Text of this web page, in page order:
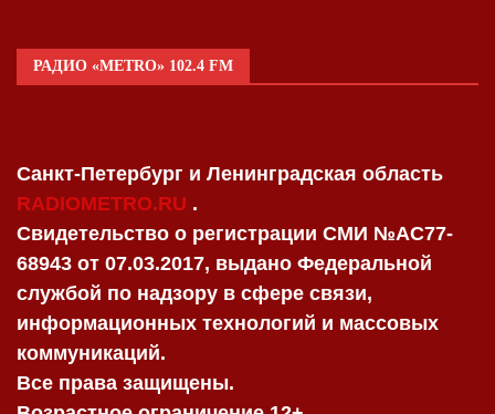
РАДИО «METRO» 102.4 FM
Санкт-Петербург и Ленинградская область
RADIOMETRO.RU .
Свидетельство о регистрации СМИ №AC77-
68943 от 07.03.2017, выдано Федеральной
службой по надзору в сфере связи,
информационных технологий и массовых
коммуникаций.
Все права защищены.